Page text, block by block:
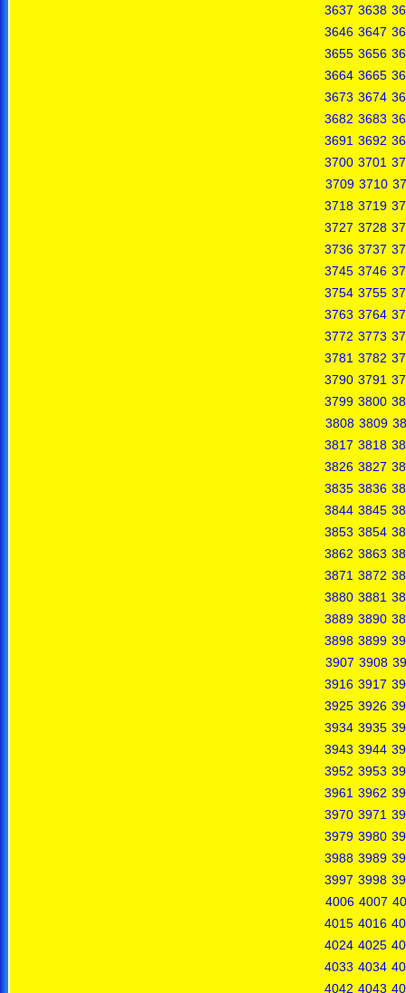
3637 3638
3646 3647
3655 3656
3664 3665
3673 3674
3682 3683
3691 3692
3700 3701
3709 3710
3718 3719
3727 3728
3736 3737
3745 3746
3754 3755
3763 3764
3772 3773
3781 3782
3790 3791
3799 3800
3808 3809
3817 3818
3826 3827
3835 3836
3844 3845
3853 3854
3862 3863
3871 3872
3880 3881
3889 3890
3898 3899
3907 3908
3916 3917
3925 3926
3934 3935
3943 3944
3952 3953
3961 3962
3970 3971
3979 3980
3988 3989
3997 3998
4006 4007
4015 4016
4024 4025
4033 4034
4042 4043